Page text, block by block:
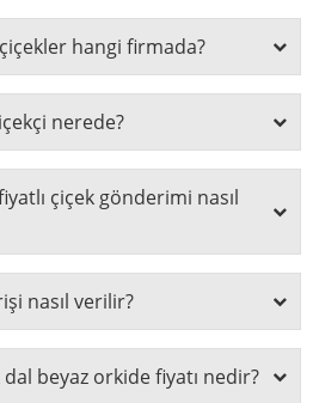
çiçekler hangi firmada?
nerede?
çiçek gönderimi nasıl
nasıl verilir?
dal beyaz orkide fiyatı nedir?